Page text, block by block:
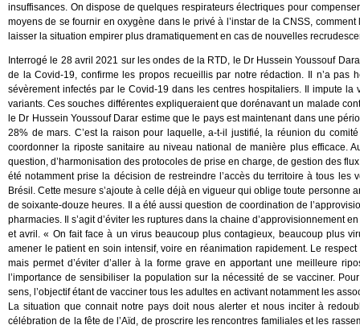
insuffisances. On dispose de quelques respirateurs électriques pour
moyens de se fournir en oxygène dans le privé à l’instar de la CNSS,
laisser la situation empirer plus dramatiquement en cas de nouvelles
Interrogé le 28 avril 2021 sur les ondes de la RTD, le Dr Hussein Youssouf
de la Covid-19, confirme les propos recueillis par notre rédaction. Il n’a pas
sévèrement infectés par le Covid-19 dans les centres hospitaliers. Il impute
variants. Ces souches différentes expliqueraient que dorénavant un malade
le Dr Hussein Youssouf Darar estime que le pays est maintenant dans une
28% de mars. C’est la raison pour laquelle, a-t-il justifié, la réunion du
coordonner la riposte sanitaire au niveau national de manière plus efficace.
question, d’harmonisation des protocoles de prise en charge, de gestion des
été notamment prise la décision de restreindre l’accès du territoire à tous
Brésil. Cette mesure s’ajoute à celle déjà en vigueur qui oblige toute personne
de soixante-douze heures. Il a été aussi question de coordination de
pharmacies. Il s’agit d’éviter les ruptures dans la chaine d’approvisionnement
et avril. « On fait face à un virus beaucoup plus contagieux, beaucoup plus
amener le patient en soin intensif, voire en réanimation rapidement. Le
mais permet d’éviter d’aller à la forme grave en apportant une meilleure
l’importance de sensibiliser la population sur la nécessité de se vacciner.
sens, l’objectif étant de vacciner tous les adultes en activant notamment les
La situation que connait notre pays doit nous alerter et nous inciter à
célébration de la fête de l’Aïd, de proscrire les rencontres familiales et les